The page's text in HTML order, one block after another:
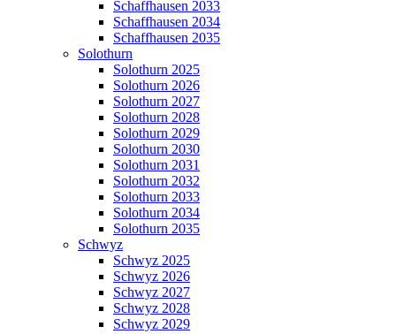
Schaffhausen 2033
Schaffhausen 2034
Schaffhausen 2035
Solothurn
Solothurn 2025
Solothurn 2026
Solothurn 2027
Solothurn 2028
Solothurn 2029
Solothurn 2030
Solothurn 2031
Solothurn 2032
Solothurn 2033
Solothurn 2034
Solothurn 2035
Schwyz
Schwyz 2025
Schwyz 2026
Schwyz 2027
Schwyz 2028
Schwyz 2029